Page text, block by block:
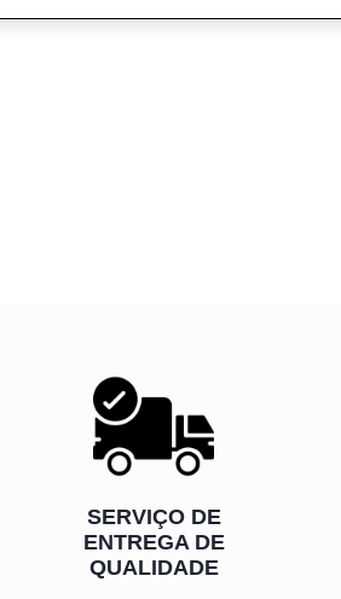
SERVIÇO DE
ENTREGA DE
QUALIDADE